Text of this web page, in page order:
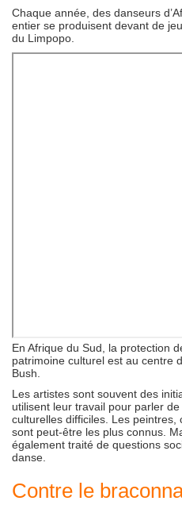
Chaque année, des danseurs
entier se produisent devant de
du Limpopo.
En Afrique du Sud, la protection
patrimoine culturel est au centre
Bush.
Les artistes sont souvent des
utilisent leur travail pour parler
culturelles difficiles. Les
sont peut-être les plus connus.
également traité de questions
danse.
Contre le